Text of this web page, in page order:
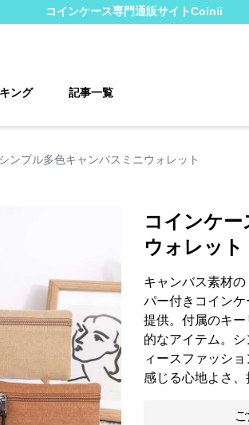
コインケース専門通販サイトCoinii
ング 記事一覧
ンプル多色キャンバスミニウォレット
コインケ
ウォレット
キャンバス素材
パー付きコイン
提供。付属のキ
的なアイテム。
ィースファッシ
感じる心地よさ、